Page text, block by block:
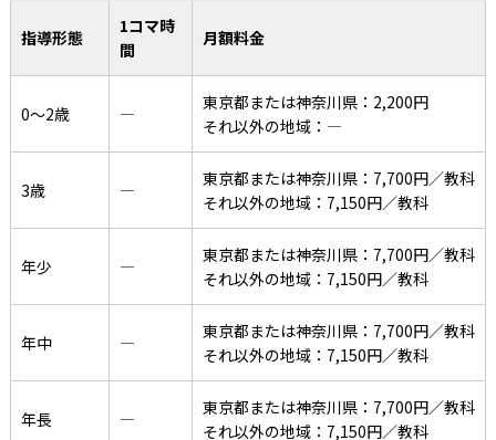
指導形態
1コマ時
間
月額料金
0〜2歳 ―
東京都または神奈川県：2,200円
それ以外の地域：―
3歳 ―
東京都または神奈川県：7,700円／教科
それ以外の地域：7,150円／教科
年少 ―
東京都または神奈川県：7,700円／教科
それ以外の地域：7,150円／教科
年中 ―
東京都または神奈川県：7,700円／教科
それ以外の地域：7,150円／教科
年長 ―
東京都または神奈川県：7,700円／教科
それ以外の地域：7,150円／教科